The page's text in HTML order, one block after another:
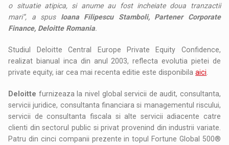
o situatie atipica, si anume au fost incheiate doua tranzactii
mari”, a spus Ioana Filipescu Stamboli, Partener Corporate
Finance, Deloitte Romania.
Studiul Deloitte Central Europe Private Equity Confidence,
realizat bianual inca din anul 2003, reflecta evolutia pietei de
private equity, iar cea mai recenta editie este disponibilaaici
Deloitte furnizeaza la nivel global servicii de audit, consultanta,
servicii juridice, consultanta financiara si managementul riscului,
servicii de consultanta fiscala si alte servicii adiacente catre
clienti din sectorul public si privat provenind din industrii variate.
Patru din cinci companii prezente in topul Fortune Global 500®